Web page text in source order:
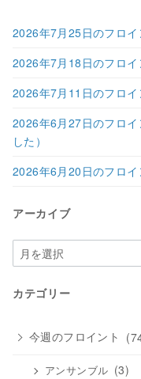
2026年7月25日のフロイ
2026年7月18日のフロイ
2026年7月11日のフロイ
2026年6月27日のフロ
した）
2026年6月20日のフロイ
アーカイブ
ア
ー
イ
カテゴリー
今週のフロイント
アンサンブル (3)